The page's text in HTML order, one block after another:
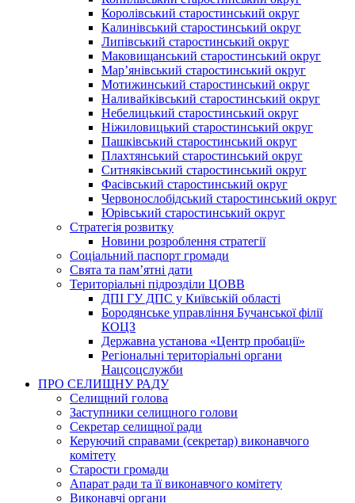
Королівський старостинський округ
Калинівський старостинський округ
Липівський старостинський округ
Маковищанський старостинський округ
Мар’янівський старостинський округ
Мотижинський старостинський округ
Наливайківський старостинський округ
Небелицький старостинський округ
Ніжиловицький старостинський округ
Пашківський старостинський округ
Плахтянський старостинський округ
Ситняківський старостинський округ
Фасівський старостинський округ
Червонослобідський старостинський округ
Юрівський старостинський округ
Стратегія розвитку
Новини розроблення стратегії
Соціальний паспорт громади
Свята та пам’ятні дати
Територіальні підрозділи ЦОВВ
ДПІ ГУ ДПС у Київській області
Бородянське управління Бучанської філії
КОЦЗ
Державна установа «Центр пробації»
Регіональні територіальні органи
Нацсоцслужби
ПРО СЕЛИЩНУ РАДУ
Селищний голова
Заступники селищного голови
Секретар селищної ради
Керуючий справами (секретар) виконавчого
комітету
Старости громади
Апарат ради та її виконавчого комітету
Виконавчі органи